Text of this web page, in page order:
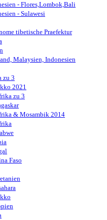
- Flores,Lombok,Bali
- Sulawesi
tibetische Praefektur
Malaysien, Indonesien
zu 3
2021
zu 3
& Mosambik 2014
Faso